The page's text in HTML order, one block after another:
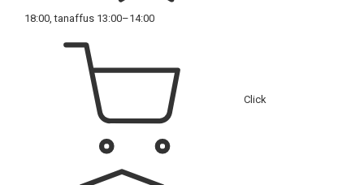
18:00, tanaffus 13:00–14:00
Click